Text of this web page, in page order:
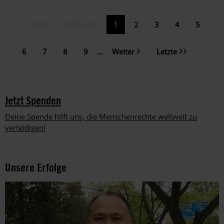
Aktuelle
Seite
1 Page
2 Page
3 Page
4 Page
5
Page
6 Page
7 Page
8 Page
9 …
Nächste
Weiter
Letzte
Letzte
Jetzt Spenden
Deine Spende hilft uns, die Menschenrechte weltweit zu
verteidigen!
Unsere Erfolge